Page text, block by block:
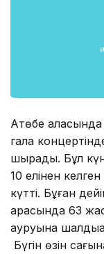
Ақтөбе
гала
шырқады. Бұл
10 елінен
күтті. Бұған
арасында 63
ауруына
Бүгін өзін